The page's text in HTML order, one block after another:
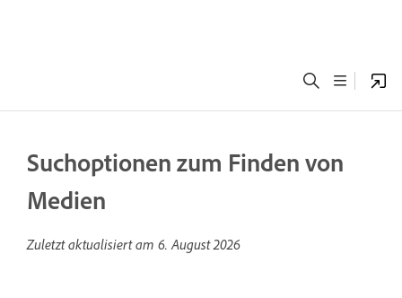
Suchoptionen zum Finden von
Medien
Zuletzt aktualisiert am 6. August 2026